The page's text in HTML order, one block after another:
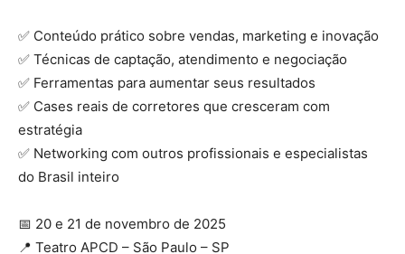
✅ Conteúdo prático sobre vendas, marketing e inovação
✅ Técnicas de captação, atendimento e negociação
✅ Ferramentas para aumentar seus resultados
✅ Cases reais de corretores que cresceram com
estratégia
✅ Networking com outros profissionais e especialistas
do Brasil inteiro
📅 20 e 21 de novembro de 2025
📍 Teatro APCD – São Paulo – SP